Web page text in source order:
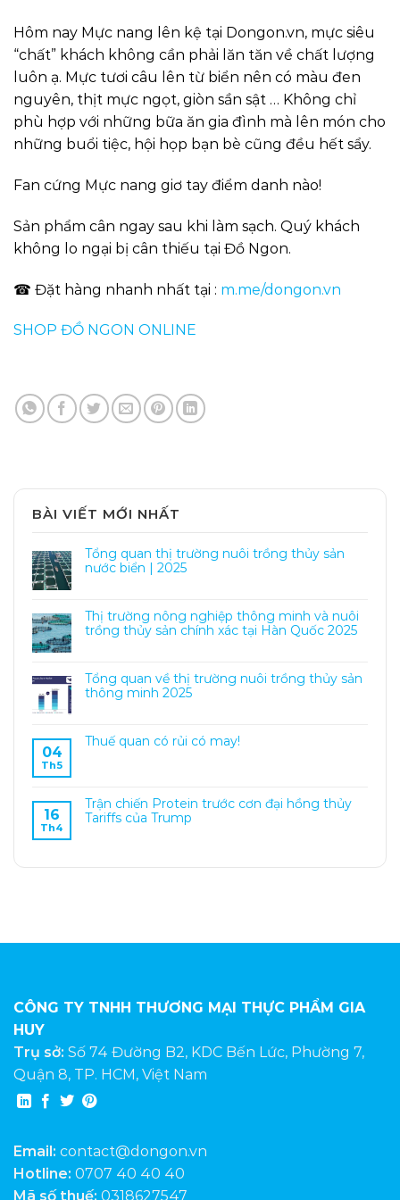
Hôm nay Mực nang lên kệ tại Dongon.vn, mực siêu
“chất” khách không cần phải lăn tăn về chất lượng
luôn ạ. Mực tươi câu lên từ biển nên có màu đen
nguyên, thịt mực ngọt, giòn sần sật … Không chỉ
phù hợp với những bữa ăn gia đình mà lên món cho
những buổi tiệc, hội họp bạn bè cũng đều hết sẩy.
Fan cứng Mực nang giơ tay điểm danh nào!
Sản phẩm cân ngay sau khi làm sạch. Quý khách
không lo ngại bị cân thiếu tại Đồ Ngon.
☎ Đặt hàng nhanh nhất tại : m.me/dongon.vn
SHOP ĐỒ NGON ONLINE
BÀI VIẾT MỚI NHẤT
Tổng quan thị trường nuôi trồng thủy sản
nước biển | 2025
Thị trường nông nghiệp thông minh và nuôi
trồng thủy sản chính xác tại Hàn Quốc 2025
Tổng quan về thị trường nuôi trồng thủy sản
thông minh 2025
04
Th5
Thuế quan có rủi có may!
16
Th4
Trận chiến Protein trước cơn đại hồng thủy
Tariffs của Trump
CÔNG TY TNHH THƯƠNG MẠI THỰC PHẨM GIA
HUY
Trụ sở: Số 74 Đường B2, KDC Bến Lức, Phường 7,
Quận 8, TP. HCM, Việt Nam
Email: contact@dongon.vn
Hotline: 0707 40 40 40
Mã số thuế: 0318627547